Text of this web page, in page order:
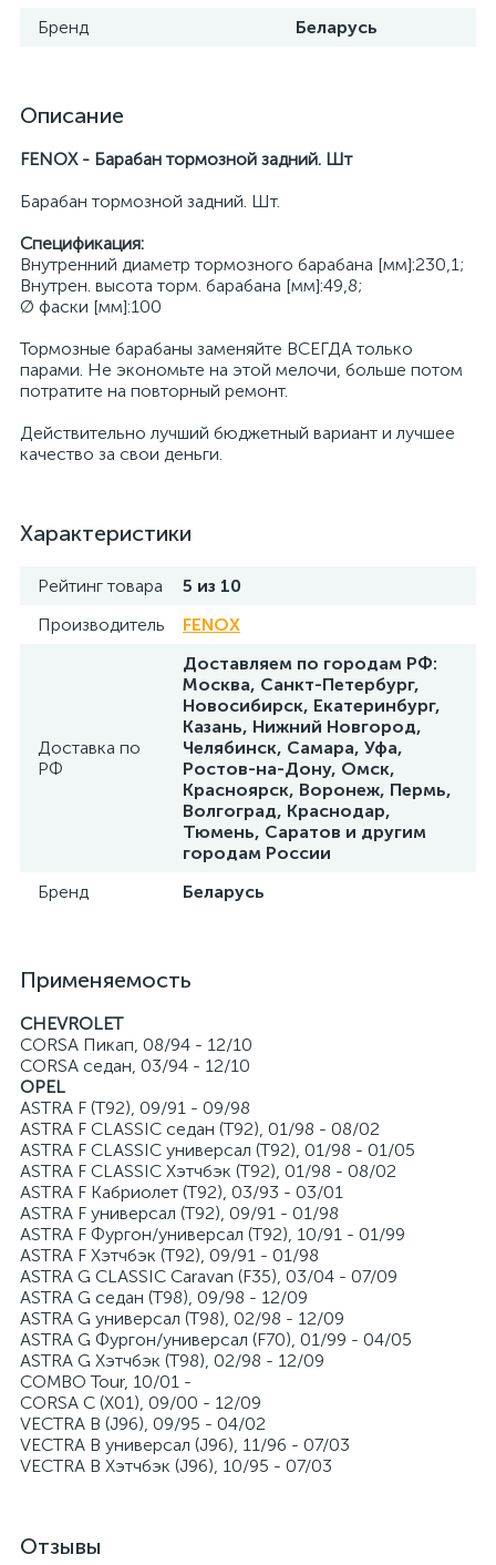
Бренд
Беларусь
Описание
FENOX - Барабан тормозной задний. Шт
Барабан тормозной задний. Шт.
Спецификация:
Внутренний диаметр тормозного барабана [мм]:230,1;
Внутрен. высота торм. барабана [мм]:49,8;
Ø фаски [мм]:100
Тормозные барабаны заменяйте ВСЕГДА только
парами. Не экономьте на этой мелочи, больше потом
потратите на повторный ремонт.
Действительно лучший бюджетный вариант и лучшее
качество за свои деньги.
Характеристики
Рейтинг товара
5 из 10
Производитель
FENOX
Доставка по
РФ
Доставляем по городам РФ:
Москва, Санкт-Петербург,
Новосибирск, Екатеринбург,
Казань, Нижний Новгород,
Челябинск, Самара, Уфа,
Ростов-на-Дону, Омск,
Красноярск, Воронеж, Пермь,
Волгоград, Краснодар,
Тюмень, Саратов и другим
городам России
Бренд
Беларусь
Применяемость
CHEVROLET
CORSA Пикап, 08/94 - 12/10
CORSA седан, 03/94 - 12/10
OPEL
ASTRA F (T92), 09/91 - 09/98
ASTRA F CLASSIC седан (T92), 01/98 - 08/02
ASTRA F CLASSIC универсал (T92), 01/98 - 01/05
ASTRA F CLASSIC Хэтчбэк (T92), 01/98 - 08/02
ASTRA F Кабриолет (T92), 03/93 - 03/01
ASTRA F универсал (T92), 09/91 - 01/98
ASTRA F Фургон/универсал (T92), 10/91 - 01/99
ASTRA F Хэтчбэк (T92), 09/91 - 01/98
ASTRA G CLASSIC Caravan (F35), 03/04 - 07/09
ASTRA G седан (T98), 09/98 - 12/09
ASTRA G универсал (T98), 02/98 - 12/09
ASTRA G Фургон/универсал (F70), 01/99 - 04/05
ASTRA G Хэтчбэк (T98), 02/98 - 12/09
COMBO Tour, 10/01 -
CORSA C (X01), 09/00 - 12/09
VECTRA B (J96), 09/95 - 04/02
VECTRA B универсал (J96), 11/96 - 07/03
VECTRA B Хэтчбэк (J96), 10/95 - 07/03
Отзывы